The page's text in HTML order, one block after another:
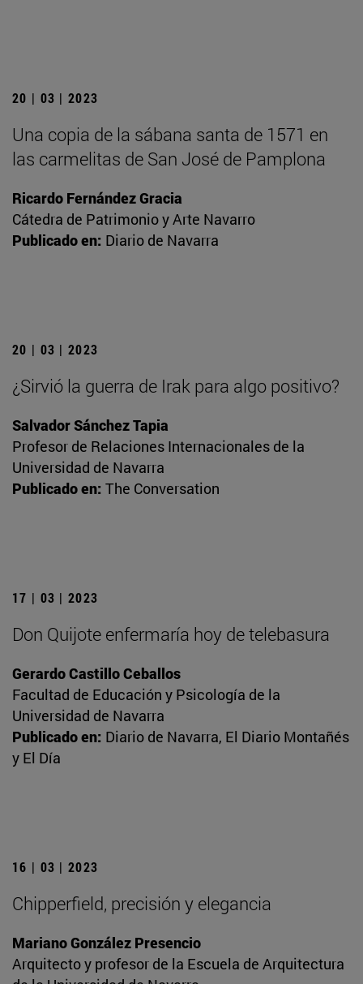
20 | 03 | 2023
Una copia de la sábana santa de 1571 en
las carmelitas de San José de Pamplona
Ricardo Fernández Gracia
Cátedra de Patrimonio y Arte Navarro
Publicado en: Diario de Navarra
20 | 03 | 2023
¿Sirvió la guerra de Irak para algo positivo?
Salvador Sánchez Tapia
Profesor de Relaciones Internacionales de la
Universidad de Navarra
Publicado en: The Conversation
17 | 03 | 2023
Don Quijote enfermaría hoy de telebasura
Gerardo Castillo Ceballos
Facultad de Educación y Psicología de la
Universidad de Navarra
Publicado en: Diario de Navarra, El Diario Montañés
y El Día
16 | 03 | 2023
Chipperfield, precisión y elegancia
Mariano González Presencio
Arquitecto y profesor de la Escuela de Arquitectura